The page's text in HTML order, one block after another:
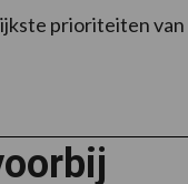
prioriteiten van